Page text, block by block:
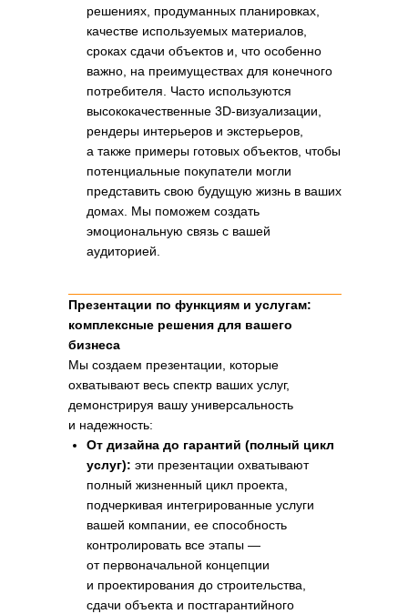
решениях, продуманных планировках,
качестве используемых материалов,
сроках сдачи объектов и, что особенно
важно, на преимуществах для конечного
потребителя. Часто используются
высококачественные 3D-визуализации,
рендеры интерьеров и экстерьеров,
а также примеры готовых объектов, чтобы
потенциальные покупатели могли
представить свою будущую жизнь в ваших
домах. Мы поможем создать
эмоциональную связь с вашей
аудиторией.
Презентации по функциям и услугам:
комплексные решения для вашего
бизнеса
Мы создаем презентации, которые
охватывают весь спектр ваших услуг,
демонстрируя вашу универсальность
и надежность:
От дизайна до гарантий (полный цикл
услуг): эти презентации охватывают
полный жизненный цикл проекта,
подчеркивая интегрированные услуги
вашей компании, ее способность
контролировать все этапы —
от первоначальной концепции
и проектирования до строительства,
сдачи объекта и постгарантийного
Ключевые элементы
успешной презентации:
строим доверие
и демонстрируем результаты